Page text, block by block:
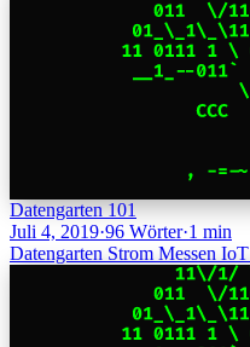
Datengarten 101
Juli 4, 2019·96 Wörter·1 min
Datengarten Strom Messen IoT